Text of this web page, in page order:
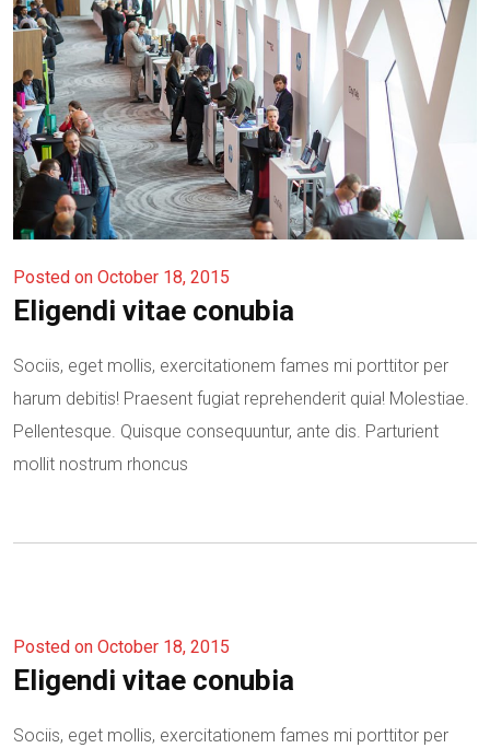
Posted on October 18, 2015
Eligendi vitae conubia
Sociis, eget mollis, exercitationem fames mi porttitor per
harum debitis! Praesent fugiat reprehenderit quia! Molestiae.
Pellentesque. Quisque consequuntur, ante dis. Parturient
mollit nostrum rhoncus
Posted on October 18, 2015
Eligendi vitae conubia
Sociis, eget mollis, exercitationem fames mi porttitor per